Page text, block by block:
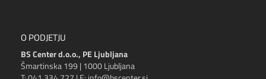
O PODJETJU
BS Center d.o.o., PE Ljubljana
Šmartinska 199 | 1000 Ljubljana